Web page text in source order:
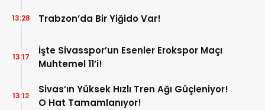
Trabzon’da Bir Yiğido Var!
13:28
İşte Sivasspor’un Esenler Erokspor Maçı
Muhtemel 11’i!
13:17
Sivas’ın Yüksek Hızlı Tren Ağı Güçleniyor!
O Hat Tamamlanıyor!
13:12